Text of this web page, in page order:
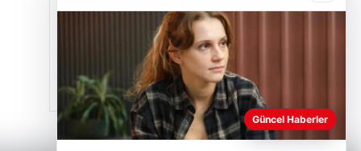
Güncel Haberler